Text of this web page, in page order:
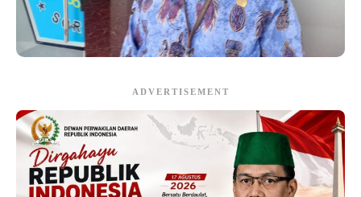
ADVERTISEMENT